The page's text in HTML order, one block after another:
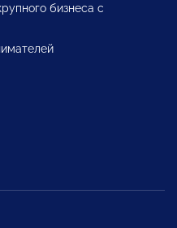
бизнеса с